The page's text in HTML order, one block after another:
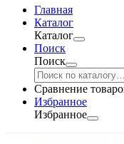
Главная
Каталог
Каталог
Поиск
Поиск
Сравнение
Избранное
Избранное